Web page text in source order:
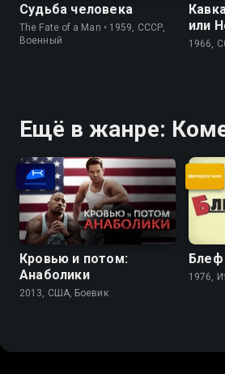
Судьба человека
The Fate of a Man • 1959, СССР,
Военный
или
1966,
Ещё в жанре:
Кровью и потом:
Анаболики
2013, США, Боевик
Блеф
1976,